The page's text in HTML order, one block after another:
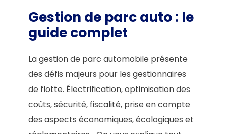
Gestion de parc auto : le
guide complet
La gestion de parc automobile présente
des défis majeurs pour les gestionnaires
de flotte. Électrification, optimisation des
coûts, sécurité, fiscalité, prise en compte
des aspects économiques, écologiques et